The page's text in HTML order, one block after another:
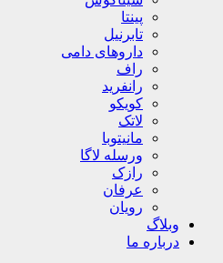
پینتا
تابرنیل
داروهای دامی
راف
رانفرید
کویکو
لاتک
مانیتوبا
ورسله لاگا
رازک
عرفان
رویان
وبلاگ
درباره ما